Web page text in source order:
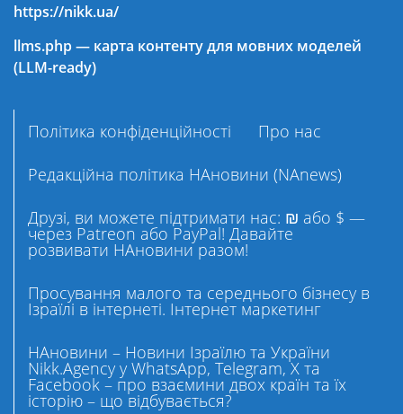
https://nikk.ua/
llms.php — карта контенту для мовних моделей
(LLM-ready)
Політика конфіденційності
Про нас
Редакційна політика НАновини (NAnews)
Друзі, ви можете підтримати нас: ₪ або $ —
через Patreon або PayPal! Давайте
розвивати НАновини разом!
Просування малого та середнього бізнесу в
Ізраїлі в інтернеті. Інтернет маркетинг
НАновини – Новини Ізраїлю та України
Nikk.Agency у WhatsApp, Telegram, X та
Facebook – про взаємини двох країн та їх
історію – що відбувається?